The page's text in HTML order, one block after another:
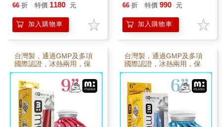
66 折 特價 1180 元
加入購物車
66 折 特價 990 元
加入購物車
台灣製，通過GMP及多項
國際認證，冰熱兩用，保
健好幫手
台灣製，通過GMP及多項
國際認證，冰熱兩用，保
健好幫手